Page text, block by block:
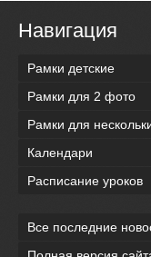
Навигация
Рамки детские
Рамки для 2 фото
Рамки для
Календари
Расписание уроков
Все последние